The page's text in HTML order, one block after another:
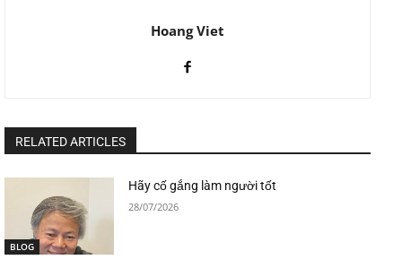
Hoang Viet
RELATED ARTICLES
BLOG
Hãy cố gắng làm người tốt
28/07/2026